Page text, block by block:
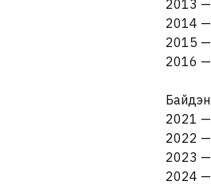
2013
2014
2015
2016
2021
2022
2023
2024